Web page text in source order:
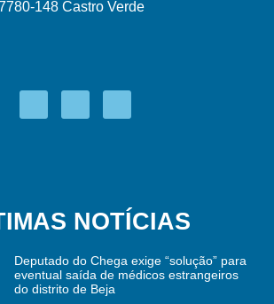
148 Castro Verde
NOTÍCIAS
Deputado do Chega exige “solução” para
eventual saída de médicos estrangeiros
do distrito de Beja